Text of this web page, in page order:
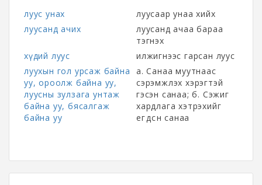
луус унах
луусаар унаа хийх
луусанд ачих
луусанд ачаа бараа
тэгнэх
хүдий луус
илжигнээс гарсан луус
луухын гол урсаж байна
уу, ороолж байна уу,
луусны зулзага унтаж
байна уу, бясалгаж
байна уу
а. Санаа муутнаас
сэрэмжлэх хэрэгтэй
гэсэн санаа; б. Сэжиг
хардлага хэтрэхийг
егөөдсөн санаа